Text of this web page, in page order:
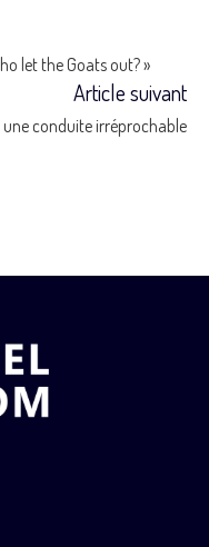
let the Goats out? »
Article suivant
une conduite irréprochable